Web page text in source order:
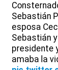
Sebastián
esposa
Sebastián
presidente
amaba la